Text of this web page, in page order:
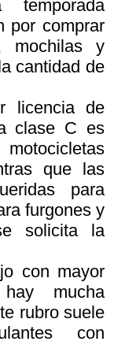
temporada
por comprar
mochilas y
cantidad de
licencia de
clase C es
que las
para
furgones y
solicita la
con mayor
mucha
rubro suele
con